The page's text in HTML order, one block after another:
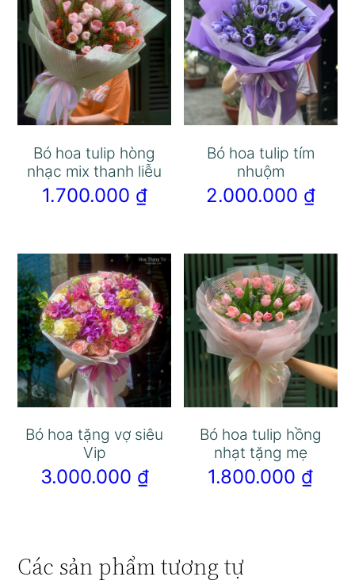
Bó hoa tulip hòng
nhạc mix thanh liễu
1.700.000 ₫
Bó hoa tulip tím
nhuộm
2.000.000 ₫
Bó hoa tặng vợ siêu
Vip
3.000.000 ₫
Bó hoa tulip hồng
nhạt tặng mẹ
1.800.000 ₫
Các sản phẩm tương tự